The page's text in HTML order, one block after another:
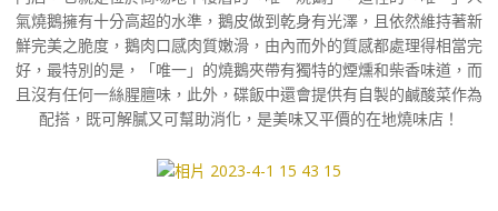
氣燒鵝擁有十分高超的水準，鵝皮做到乾身有光澤，且依然維持著新
鮮完美之脆度，鵝肉口感肉質嫩滑，由內而外的質感都處理得相當完
好，最特別的是，「唯一」的燒鵝夾帶有獨特的煙燻和柴香味道，而
且沒有任何一絲腥膻味，此外，碟飯中還會提供有自製的鹹酸菜作為
配搭，既可解膩又可幫助消化，是美味又平價的在地燒味店！